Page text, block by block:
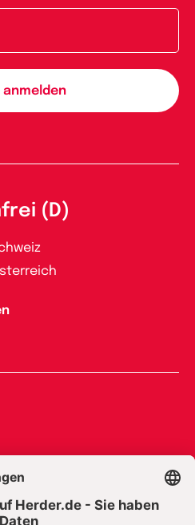
(D)
E-Books
Datenschutz